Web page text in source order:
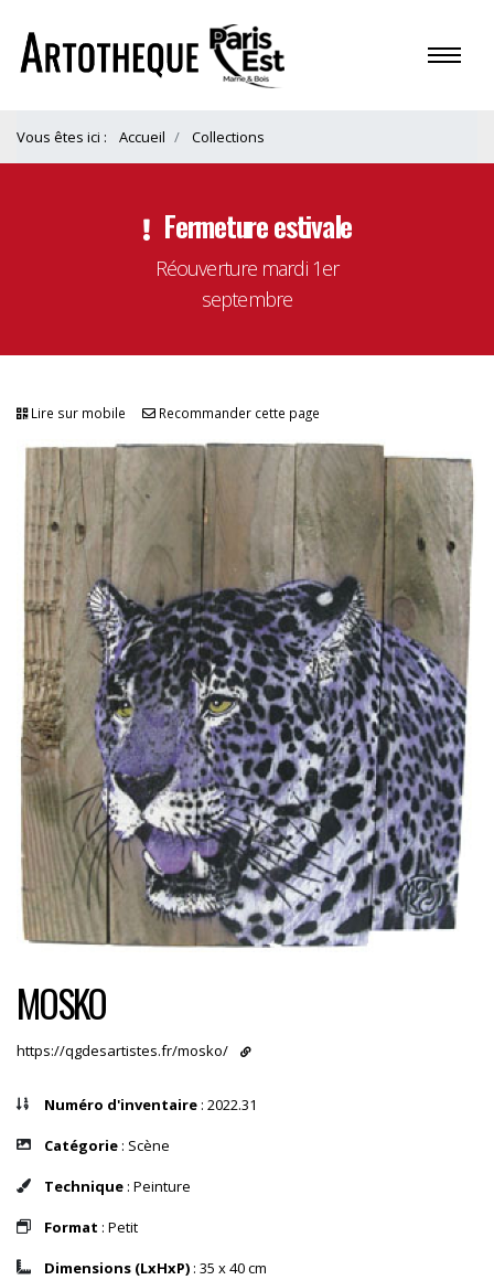
Vous êtes ici : Accueil Collections
Fermeture estivale
Réouverture mardi 1er
septembre
Lire sur mobile Recommander cette page
MOSKO
https://qgdesartistes.fr/mosko/
Numéro d'inventaire : 2022.31
Catégorie : Scène
Technique : Peinture
Format : Petit
Dimensions (LxHxP) : 35 x 40 cm